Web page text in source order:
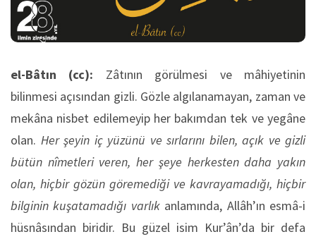
el-Bâtın (cc): Zâtının görülmesi ve mâhiyetinin
bilinmesi açısından gizli. Gözle algılanamayan, zaman ve
mekâna nisbet edilemeyip her bakımdan tek ve yegâne
olan. Her şeyin iç yüzünü ve sırlarını bilen, açık ve gizli
bütün nîmetleri veren, her şeye herkesten daha yakın
olan, hiçbir gözün göremediği ve kavrayamadığı, hiçbir
bilginin kuşatamadığı varlıkanlamında, Allâh’ın esmâ-i
hüsnâsından biridir. Bu güzel isim Kur’ân’da bir defa